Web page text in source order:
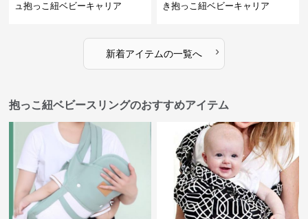
ュ抱っこ紐ベビーキャリア
き抱っこ紐ベビーキャリア
新着アイテムの一覧へ ›
抱っこ紐ベビースリングのおすすめアイテム